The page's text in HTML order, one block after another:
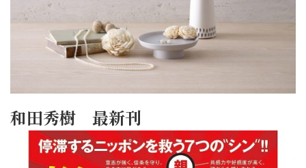
和田秀樹 最新刊